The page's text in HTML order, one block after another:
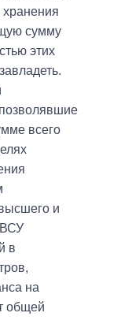
сумму
этих
всего
и
ВСУ
в
на
общей